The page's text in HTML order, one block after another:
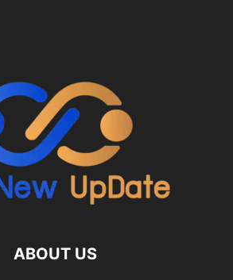
ABOUT US